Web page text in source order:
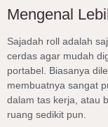
Mengenal
Sajadah roll adalah
cerdas agar mudah
portabel. Biasanya
membuatnya sangat
dalam tas kerja, atau
ruang sedikit pun.